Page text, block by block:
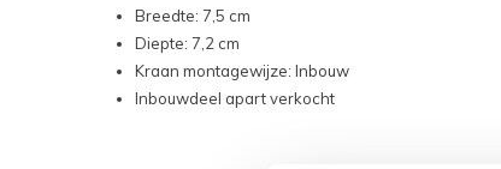
Breedte: 7,5 cm
Diepte: 7,2 cm
Kraan montagewijze: Inbouw
Inbouwdeel apart verkocht